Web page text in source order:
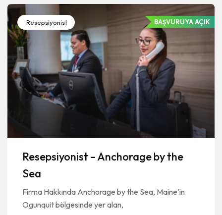
Resepsiyonist BAŞVURUYA AÇIK
Resepsiyonist – Anchorage by the
Sea
Firma Hakkında Anchorage by the Sea, Maine’in
Ogunquit bölgesinde yer alan,